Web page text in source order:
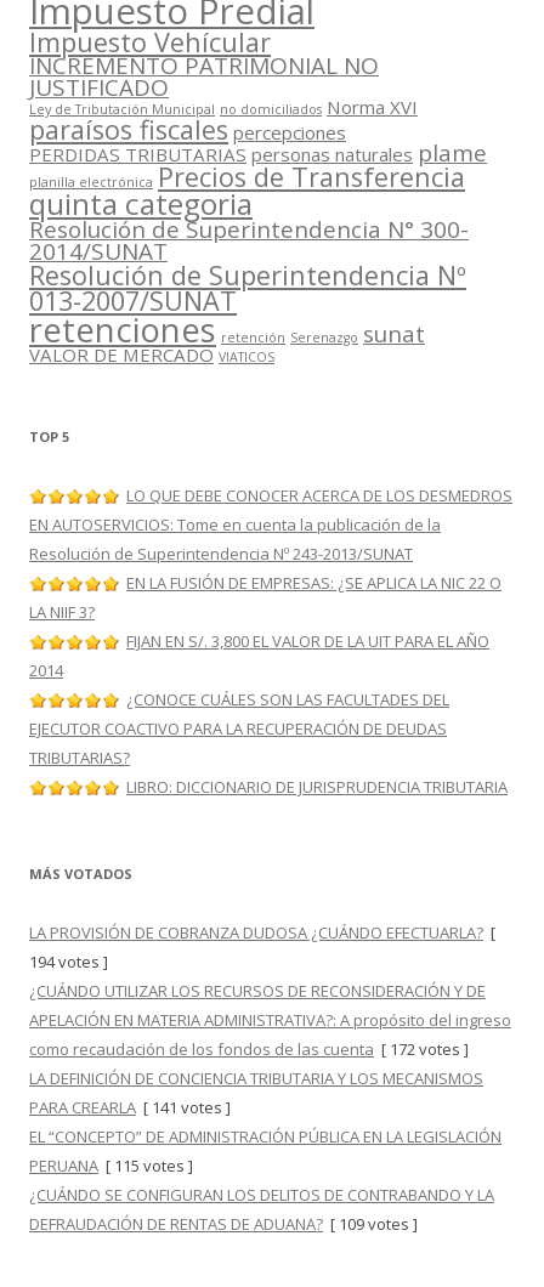
Impuesto Predial
Impuesto Vehícular
INCREMENTO PATRIMONIAL NO
JUSTIFICADO
Ley de Tributación Municipal no domiciliados Norma XVI
paraísos fiscales percepciones
PERDIDAS TRIBUTARIAS personas naturales plame
planilla electrónica Precios de Transferencia
quinta categoria
Resolución de Superintendencia N° 300-
2014/SUNAT
Resolución de Superintendencia Nº
013-2007/SUNAT
retenciones retención Serenazgo sunat
VALOR DE MERCADO VIATICOS
TOP 5
LO QUE DEBE CONOCER ACERCA DE LOS DESMEDROS
EN AUTOSERVICIOS: Tome en cuenta la publicación de la
Resolución de Superintendencia Nº 243-2013/SUNAT
EN LA FUSIÓN DE EMPRESAS: ¿SE APLICA LA NIC 22 O
LA NIIF 3?
FIJAN EN S/. 3,800 EL VALOR DE LA UIT PARA EL AÑO
2014
¿CONOCE CUÁLES SON LAS FACULTADES DEL
EJECUTOR COACTIVO PARA LA RECUPERACIÓN DE DEUDAS
TRIBUTARIAS?
LIBRO: DICCIONARIO DE JURISPRUDENCIA TRIBUTARIA
MÁS VOTADOS
LA PROVISIÓN DE COBRANZA DUDOSA ¿CUÁNDO EFECTUARLA? [
194 votes ]
¿CUÁNDO UTILIZAR LOS RECURSOS DE RECONSIDERACIÓN Y DE
APELACIÓN EN MATERIA ADMINISTRATIVA?: A propósito del ingreso
como recaudación de los fondos de las cuenta [ 172 votes ]
LA DEFINICIÓN DE CONCIENCIA TRIBUTARIA Y LOS MECANISMOS
PARA CREARLA [ 141 votes ]
EL “CONCEPTO” DE ADMINISTRACIÓN PÚBLICA EN LA LEGISLACIÓN
PERUANA [ 115 votes ]
¿CUÁNDO SE CONFIGURAN LOS DELITOS DE CONTRABANDO Y LA
DEFRAUDACIÓN DE RENTAS DE ADUANA? [ 109 votes ]